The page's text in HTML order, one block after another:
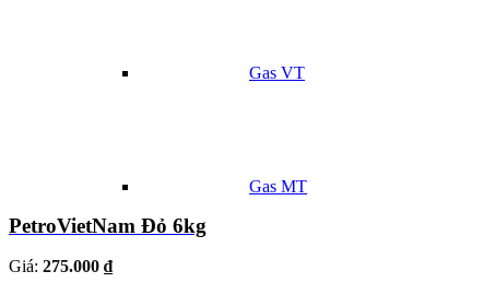
Gas VT
Gas MT
PetroVietNam Đỏ 6kg
Giá: 275.000 ₫